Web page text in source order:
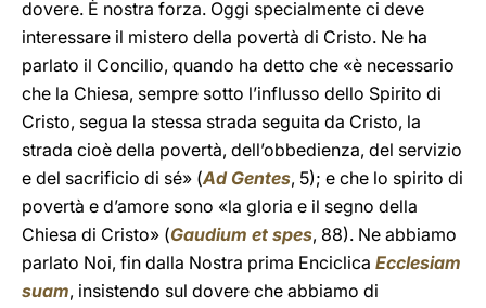
dovere. È nostra forza. Oggi specialmente ci deve
interessare il mistero della povertà di Cristo. Ne ha
parlato il Concilio, quando ha detto che «è necessario
che la Chiesa, sempre sotto l’influsso dello Spirito di
Cristo, segua la stessa strada seguita da Cristo, la
strada cioè della povertà, dell’obbedienza, del servizio
e del sacrificio di sé» (Ad Gentes, 5); e che lo spirito di
povertà e d’amore sono «la gloria e il segno della
Chiesa di Cristo» (Gaudium et spes, 88). Ne abbiamo
parlato Noi, fin dalla Nostra prima Enciclica Ecclesiam
suam, insistendo sul dovere che abbiamo di